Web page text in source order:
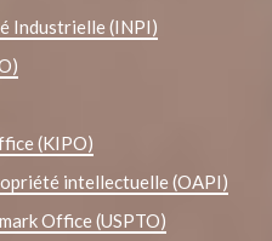
Industrielle (INPI)
(KIPO)
intellectuelle (OAPI)
Office (USPTO)